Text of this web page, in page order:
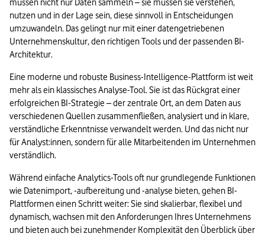
müssen nicht nur Daten sammeln – sie müssen sie verstehen,
nutzen und in der Lage sein, diese sinnvoll in Entscheidungen
umzuwandeln. Das gelingt nur mit einer datengetriebenen
Unternehmenskultur, den richtigen Tools und der passenden BI-
Architektur.
Eine moderne und robuste Business-Intelligence-Plattform ist weit
mehr als ein klassisches Analyse-Tool. Sie ist das Rückgrat einer
erfolgreichen BI-Strategie – der zentrale Ort, an dem Daten aus
verschiedenen Quellen zusammenfließen, analysiert und in klare,
verständliche Erkenntnisse verwandelt werden. Und das nicht nur
für Analyst:innen, sondern für alle Mitarbeitenden im Unternehmen
verständlich.
Während einfache Analytics-Tools oft nur grundlegende Funktionen
wie Datenimport, -aufbereitung und -analyse bieten, gehen BI-
Plattformen einen Schritt weiter: Sie sind skalierbar, flexibel und
dynamisch, wachsen mit den Anforderungen Ihres Unternehmens
und bieten auch bei zunehmender Komplexität den Überblick über